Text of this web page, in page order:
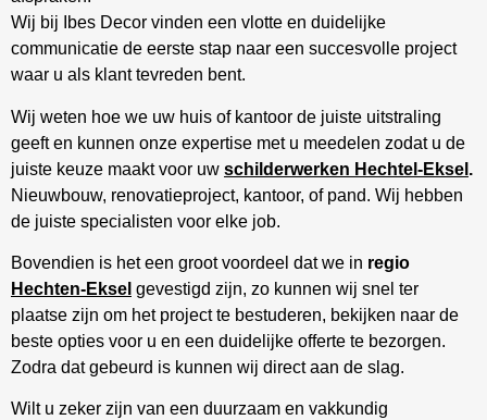
Wij bij Ibes Decor vinden een vlotte en duidelijke
communicatie de eerste stap naar een succesvolle project
waar u als klant tevreden bent.
Wij weten hoe we uw huis of kantoor de juiste uitstraling
geeft en kunnen onze expertise met u meedelen zodat u de
juiste keuze maakt voor uw schilderwerken Hechtel-Eksel .
Nieuwbouw, renovatieproject, kantoor, of pand. Wij hebben
de juiste specialisten voor elke job.
Bovendien is het een groot voordeel dat we in regio
Hechten-Eksel gevestigd zijn, zo kunnen wij snel ter
plaatse zijn om het project te bestuderen, bekijken naar de
beste opties voor u en een duidelijke offerte te bezorgen.
Zodra dat gebeurd is kunnen wij direct aan de slag.
Wilt u zeker zijn van een duurzaam en vakkundig